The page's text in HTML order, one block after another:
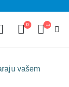
0
vašem